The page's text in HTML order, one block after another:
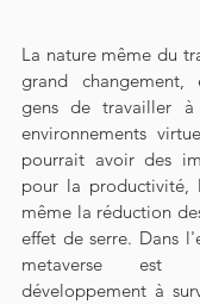
La nature même du
grand
gens de travailler à
environnements
pourrait avoir des
pour la
même la réduction
effet de serre. Dans
metaverse est
développement à